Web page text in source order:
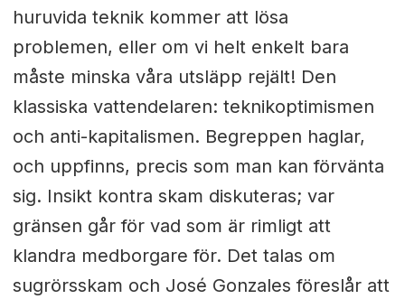
huruvida teknik kommer att lösa
problemen, eller om vi helt enkelt bara
måste minska våra utsläpp rejält! Den
klassiska vattendelaren: teknikoptimismen
och anti-kapitalismen. Begreppen haglar,
och uppfinns, precis som man kan förvänta
sig. Insikt kontra skam diskuteras; var
gränsen går för vad som är rimligt att
klandra medborgare för. Det talas om
sugrörsskam och José Gonzales föreslår att